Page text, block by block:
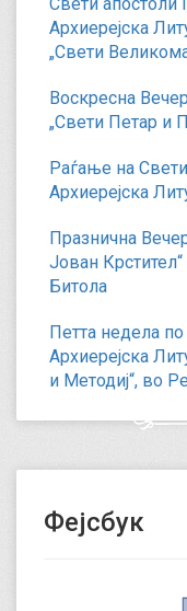
Архиерејска
„Свети
Воскресна
„Свети Петар и
Раѓање на
Архиерејска
Празнична
Јован
Битола
Петта недела
Архиерејска
и Методиј“, во
Фејсбук